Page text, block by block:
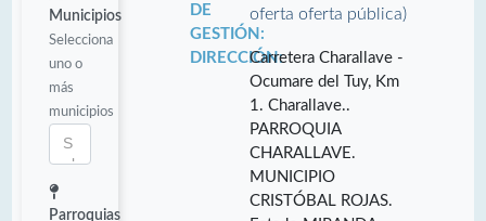
Municipios
Selecciona
uno o
más
municipios
Parroquias
DE
GESTIÓN:
oferta oferta pública)
DIRECCIÓN:Carretera Charallave -
Ocumare del Tuy, Km
1. Charallave..
PARROQUIA
CHARALLAVE.
MUNICIPIO
CRISTÓBAL ROJAS.